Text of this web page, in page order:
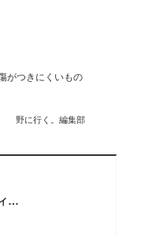
がつきにくいもの
野に行く。編集部
【完全進化版・2枚組・多仕様】NIMASO iPhone ガラスフィルム iPhone17 iPhone16 iPhone16e iPhone15 保護フィルム iPhone17pro iPhone16pro max フィルム iPhone air iPhone16plus 15plus iphone14 13 アンチグレア 覗き見防止 ブルーライトカット クリア ガラスフィルム